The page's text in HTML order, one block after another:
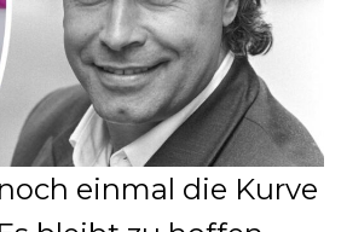
einmal die Kurve